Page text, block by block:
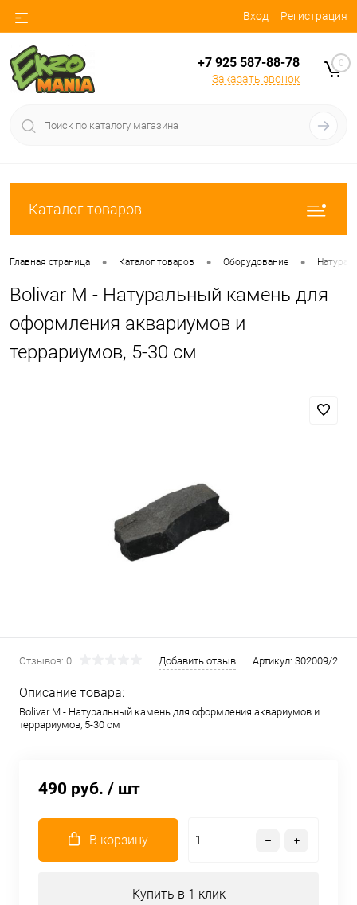
Вход Регистрация
+7 925 587-88-78
Заказать звонок
0
Каталог товаров
Главная страница • Каталог товаров • Оборудование •
Bolivar M - Натуральный камень для
оформления аквариумов и
террариумов, 5-30 см
Отзывов: 0 Добавить отзыв Артикул: 302009/2
Описание товара:
Bolivar M - Натуральный камень для оформления аквариумов и
террариумов, 5-30 см
490 руб. / шт
В корзину
Купить в 1 клик